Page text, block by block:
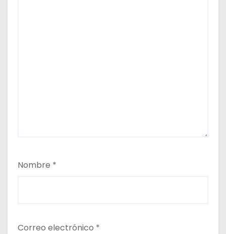
Nombre *
Correo electrónico *